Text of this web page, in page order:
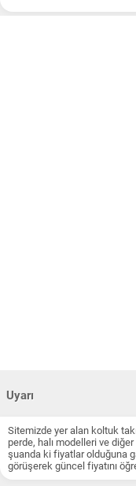
Uyarı
Sitemizde yer alan koltuk
perde, halı modelleri ve
şuanda ki fiyatlar olduğuna
görüşerek güncel fiyatını